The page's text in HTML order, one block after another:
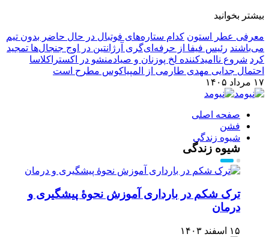
بیشتر بخوانید
معرفی عطر استون کدام ستاره‌های فوتبال در حال حاضر بدون تیم
می‌باشند رئیس فیفا از حرفه‌ای‌گری آرژانتین در اوج جنجال‌ها تمجید
کرد شروع ناامیدکننده لخ پوزنان و صیادمنشو در اکستراکلاسا
احتمال جدایی مهدی طارمی از المپیاکوس مطرح است
۱۷ مرداد ۱۴۰۵
صفحه اصلی
فشن
شیوه زندگی
شیوه زندگی
ترک شکم در بارداری آموزش نحوۀ پیشگیری و
درمان
۱۵ اسفند ۱۴۰۳